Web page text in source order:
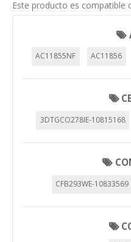
Este producto es compatible
AC11855NF AC11856
3DTGCO278IE-10815168
CFB293WE-10833569